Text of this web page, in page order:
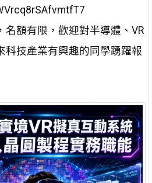
名額有限，歡迎對半導體、VR
科技產業有興趣的同學踴躍報